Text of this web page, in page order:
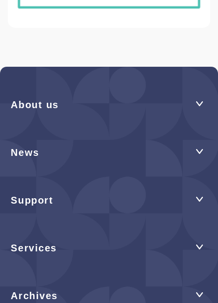
About us
News
Support
Services
Archives